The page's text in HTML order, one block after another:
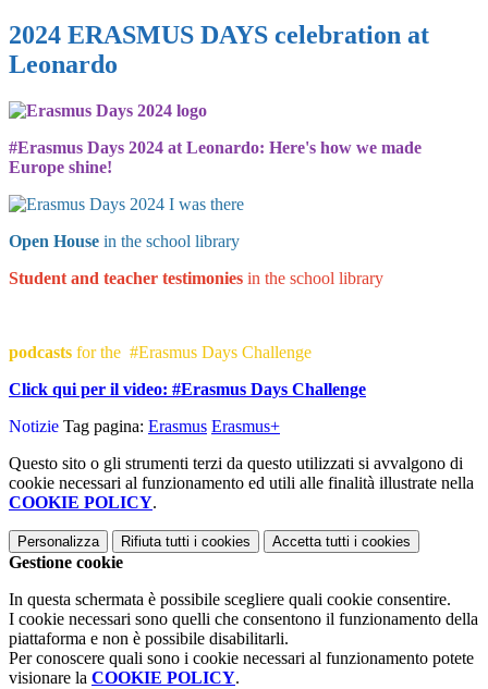
2024 ERASMUS DAYS celebration at
Leonardo
#Erasmus Days 2024 at Leonardo: Here's how we made
Europe shine!
Open House in the school library
Student and teacher testimonies in the school library
podcasts for the #Erasmus Days Challenge
Click qui per il video: #Erasmus Days Challenge
Notizie Tag pagina: Erasmus Erasmus+
Questo sito o gli strumenti terzi da questo utilizzati si avvalgono di
cookie necessari al funzionamento ed utili alle finalità illustrate nella
COOKIE POLICY.
Personalizza Rifiuta tutti i cookies Accetta tutti i cookies
Gestione cookie
In questa schermata è possibile scegliere quali cookie consentire.
I cookie necessari sono quelli che consentono il funzionamento della
piattaforma e non è possibile disabilitarli.
Per conoscere quali sono i cookie necessari al funzionamento potete
visionare la COOKIE POLICY.